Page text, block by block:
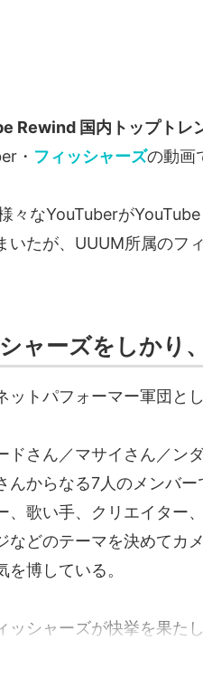
Rewind 国内トップトレ
・ フィッシャーズの動画
々なYouTuberが
いたが、UUUM所属のフ
ャーズをしかり
ットパフォーマー軍団と
ドさん／マサイさん／ン
んからなる7人のメンバ
、歌い手、クリエイター
などのテーマを決めてカ
を博している。
ッシャーズが快挙を果た